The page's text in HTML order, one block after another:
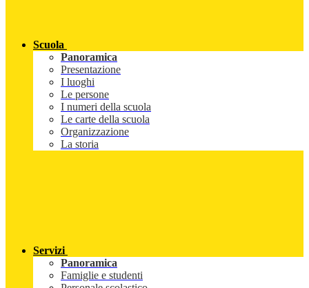
Scuola
Panoramica
Presentazione
I luoghi
Le persone
I numeri della scuola
Le carte della scuola
Organizzazione
La storia
Servizi
Panoramica
Famiglie e studenti